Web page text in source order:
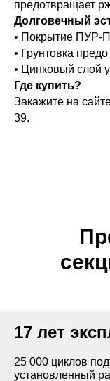
предотвращает
Долговечный
• Покрытие ПУР-
• Грунтовка
• Цинковый слой
Где купить?
Закажите на
39.
с
роликом
за плавное
по
S-гофр,
RAL 5010
над
210 мм для
17 лет
25 000 циклов
установленный